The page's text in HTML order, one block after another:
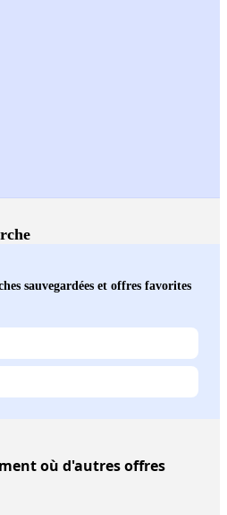
sauvegardées et offres favorites
où d'autres offres